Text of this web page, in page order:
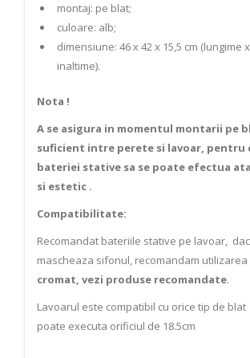
montaj: pe blat;
culoare: alb;
dimensiune: 46 x 42 x 15,5 cm (lungime
inaltime).
Nota !
A se asigura in momentul montarii pe
suficient intre perete si lavoar, pentru
bateriei stative sa se poate efectua
si estetic .
Compatibilitate:
Recomandat bateriile stative pe lavoar,
mascheaza sifonul, recomandam utilizarea
cromat, vezi produse recomandate.
Lavoarul este compatibil cu orice tip de
poate executa orificiul de 18.5cm